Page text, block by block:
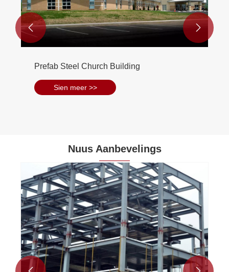
Voorvervaardigde staallugterminale
Sien meer >>
 
Nuus Aanbevelings